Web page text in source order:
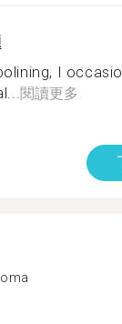
I
閱讀更多